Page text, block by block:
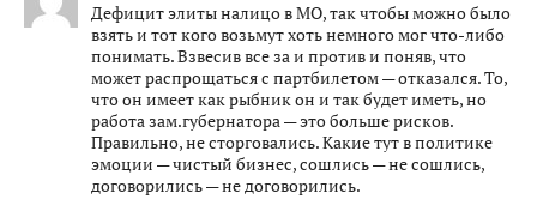
Дефицит элиты налицо в МО, так чтобы можно было
взять и тот кого возьмут хоть немного мог что-либо
понимать. Взвесив все за и против и поняв, что
может распрощаться с партбилетом — отказался. То,
что он имеет как рыбник он и так будет иметь, но
работа зам.губернатора — это больше рисков.
Правильно, не сторговались. Какие тут в политике
эмоции — чистый бизнес, сошлись — не сошлись,
договорились — не договорились.